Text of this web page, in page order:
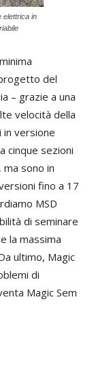
elettrica in
del
– grazie a una
velocità della
in versione
cinque sezioni
sono in
fino a 17
MSD
di seminare
la massima
ultimo, Magic
di
Magic Sem